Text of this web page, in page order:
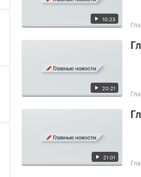
10:23
20:21
21:01